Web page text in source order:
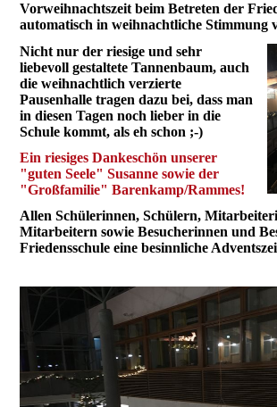
Vorweihnachtszeit beim Betreten der
automatisch in weihnachtliche Stimmung
Nicht nur der riesige und sehr
liebevoll gestaltete Tannenbaum, auch
die weihnachtlich verzierte
Pausenhalle tragen dazu bei, dass man
in diesen Tagen noch lieber in die
Schule kommt, als eh schon ;-)
Ein riesiges Dankeschön unserer
"guten Seele" Susanne sowie der
"Großfamilie" Barenkamp/Rammes!
Allen Schülerinnen, Schülern,
Mitarbeitern sowie Besucherinnen und
Friedensschule eine besinnliche